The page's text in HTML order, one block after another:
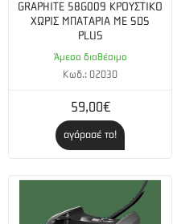
GRAPHITE 58G009 ΚΡΟΥΣΤΙΚΟ
ΧΩΡΙΣ ΜΠΑΤΑΡΙΑ ΜΕ SDS
PLUS
Άμεσα διαθέσιμο
Κωδ.: 02030
59,00€
αγόρασέ το!